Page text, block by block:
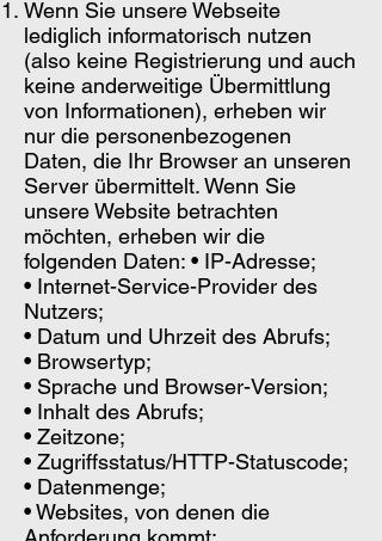
Wenn Sie unsere Webseite
lediglich informatorisch nutzen
(also keine Registrierung und auch
keine anderweitige Übermittlung
von Informationen), erheben wir
nur die personenbezogenen
Daten, die Ihr Browser an unseren
Server übermittelt. Wenn Sie
unsere Website betrachten
möchten, erheben wir die
folgenden Daten: • IP-Adresse;
• Internet-Service-Provider des
Nutzers;
• Datum und Uhrzeit des Abrufs;
• Browsertyp;
• Sprache und Browser-Version;
• Inhalt des Abrufs;
• Zeitzone;
• Zugriffsstatus/HTTP-Statuscode;
• Datenmenge;
• Websites, von denen die